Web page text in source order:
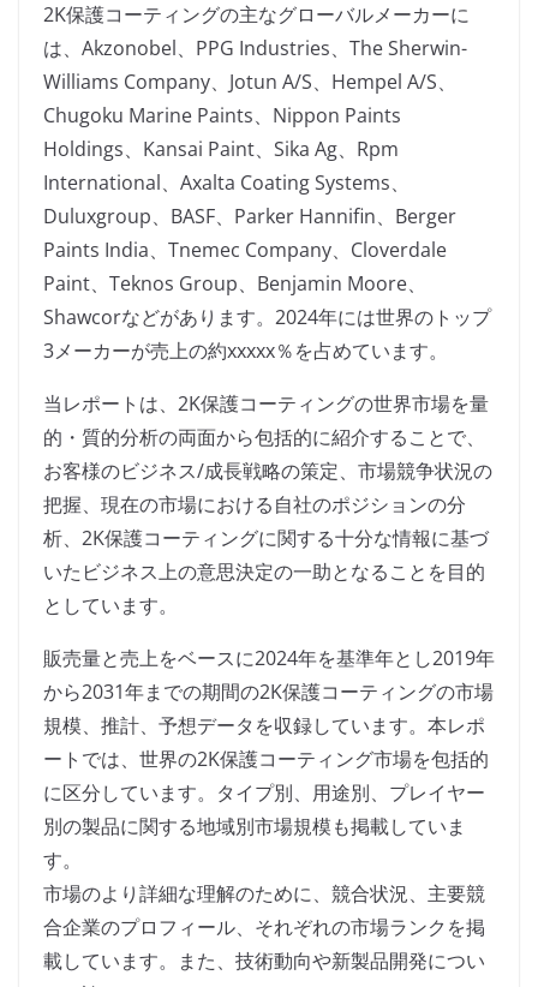
2K保護コーティングの主なグローバルメーカーに
は、Akzonobel、PPG Industries、The Sherwin-
Williams Company、Jotun A/S、Hempel A/S、
Chugoku Marine Paints、Nippon Paints
Holdings、Kansai Paint、Sika Ag、Rpm
International、Axalta Coating Systems、
Duluxgroup、BASF、Parker Hannifin、Berger
Paints India、Tnemec Company、Cloverdale
Paint、Teknos Group、Benjamin Moore、
Shawcorなどがあります。2024年には世界のトップ
3メーカーが売上の約xxxxx％を占めています。
当レポートは、2K保護コーティングの世界市場を量
的・質的分析の両面から包括的に紹介することで、
お客様のビジネス/成長戦略の策定、市場競争状況の
把握、現在の市場における自社のポジションの分
析、2K保護コーティングに関する十分な情報に基づ
いたビジネス上の意思決定の一助となることを目的
としています。
販売量と売上をベースに2024年を基準年とし2019年
から2031年までの期間の2K保護コーティングの市場
規模、推計、予想データを収録しています。本レポ
ートでは、世界の2K保護コーティング市場を包括的
に区分しています。タイプ別、用途別、プレイヤー
別の製品に関する地域別市場規模も掲載していま
す。
市場のより詳細な理解のために、競合状況、主要競
合企業のプロフィール、それぞれの市場ランクを掲
載しています。また、技術動向や新製品開発につい